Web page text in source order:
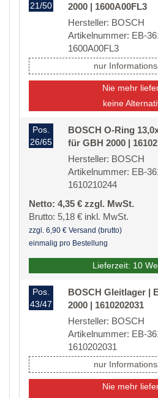
21/50
2000 | 1600A00FL3
Hersteller: BOSCH
Artikelnummer: EB-
1600A00FL3
nur
Nie mehr
keine
Pos.
26/65
BOSCH O-Ring
für GBH 2000 |
Hersteller: BOSCH
Artikelnummer: EB-
1610210244
Netto: 4,35 € zzgl. MwSt.
Brutto: 5,18 € inkl. MwSt.
zzgl. 6,90 € Versand (brutto)
einmalig pro Bestellung
Lieferzeit: 10
Pos.
43/47
BOSCH Gleitlager |
2000 | 1610202031
Hersteller: BOSCH
Artikelnummer: EB-
1610202031
nur
Nie mehr